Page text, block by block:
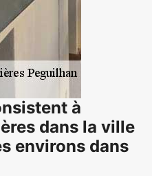
à
dans la ville
environs dans